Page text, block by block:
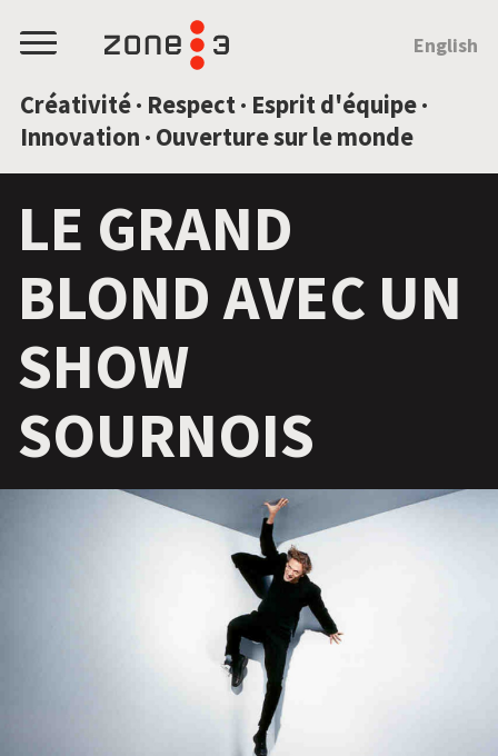
Menu
Créativité · Respect · Esprit d'équipe ·
Innovation · Ouverture sur le monde
English
LE GRAND
BLOND AVEC UN
SHOW
SOURNOIS